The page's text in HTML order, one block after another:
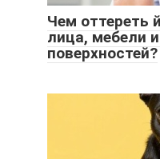
Чем оттереть
лица, мебели
поверхностей?